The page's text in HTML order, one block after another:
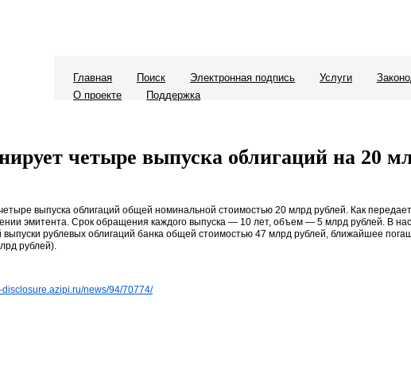
Главная Поиск Электронная подпись Услуги
О проекте
Поддержка
четыре выпуска облигаций на 20
выпуска облигаций общей номинальной стоимостью 20 млрд рублей. Как
эмитента. Срок обращения каждого выпуска — 10 лет, объем — 5 млрд рублей. В
рублевых облигаций банка общей стоимостью 47 млрд рублей, ближайшее
рублей).
disclosure.azipi.ru/news/94/70774/